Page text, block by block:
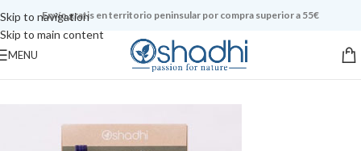
Skip to navigation
Skip to main content
Envío gratis en territorio peninsular por compra superior a 55€
MENU